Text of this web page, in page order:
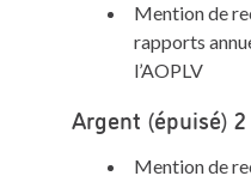
Mention de
rapports
l’AOPLV
Argent (épuisé)
Mention de